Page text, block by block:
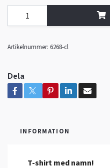
Artikelnummer: 6268-cl
Dela
INFORMATION
T-shirt med namn!